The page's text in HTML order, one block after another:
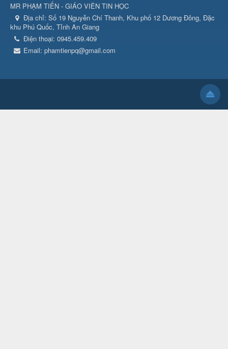
MR PHẠM TIẾN - GIÁO VIÊN TIN HỌC
Địa chỉ: Số 19 Nguyễn Chí Thanh, Khu phố 12 Dương Đông, Đặc
khu Phú Quốc, Tỉnh An Giang
Điện thoại: 0945.459.409
Email: phamtienpq@gmail.com